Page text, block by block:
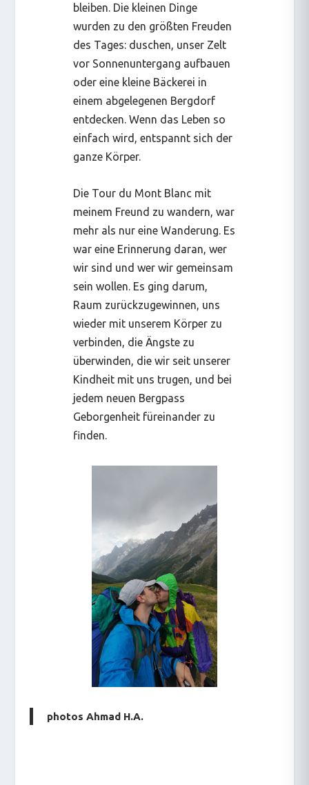
bleiben. Die kleinen Dinge
wurden zu den größten Freuden
des Tages: duschen, unser Zelt
vor Sonnenuntergang aufbauen
oder eine kleine Bäckerei in
einem abgelegenen Bergdorf
entdecken. Wenn das Leben so
einfach wird, entspannt sich der
ganze Körper.
Die Tour du Mont Blanc mit
meinem Freund zu wandern, war
mehr als nur eine Wanderung. Es
war eine Erinnerung daran, wer
wir sind und wer wir gemeinsam
sein wollen. Es ging darum,
Raum zurückzugewinnen, uns
wieder mit unserem Körper zu
verbinden, die Ängste zu
überwinden, die wir seit unserer
Kindheit mit uns trugen, und bei
jedem neuen Bergpass
Geborgenheit füreinander zu
finden.
photos Ahmad H.A.